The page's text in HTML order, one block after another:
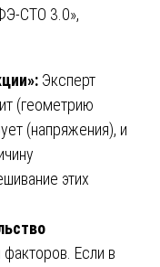
СТО 3.0»,
Эксперт
(геометрию
(напряжения), и
этих
Если в